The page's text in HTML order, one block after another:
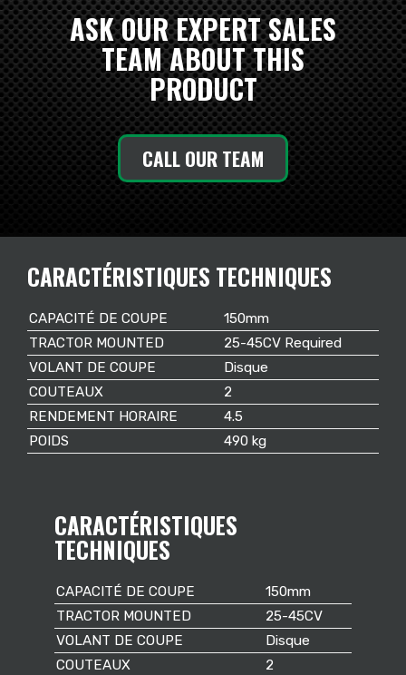
ASK OUR EXPERT SALES
TEAM ABOUT THIS
PRODUCT
CALL OUR TEAM
CARACTÉRISTIQUES TECHNIQUES
CAPACITÉ DE COUPE
150mm
TRACTOR MOUNTED
25-45CV Required
VOLANT DE COUPE
Disque
COUTEAUX
2
RENDEMENT HORAIRE
4.5
POIDS
490 kg
CARACTÉRISTIQUES
TECHNIQUES
CAPACITÉ DE COUPE
150mm
TRACTOR MOUNTED
25-45CV
VOLANT DE COUPE
Disque
COUTEAUX
2